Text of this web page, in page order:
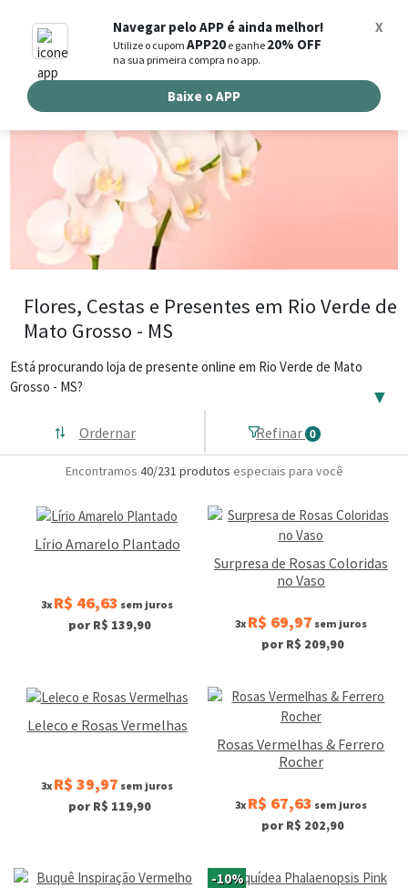
Navegar pelo APP é ainda melhor!
Utilize o cupomAPP20 e ganhe 20% OFF
na sua primeira compra no app.
X
Baixe o APP
Busca de produtos
Buscar por endereço de entrega
Flores, Cestas e Presentes em Rio Verde de
Mato Grosso - MS
Está procurando loja de presente online em Rio Verde de Mato
Grosso - MS?
▼
Refinar 0
Ordernar
Encontramos 40/231 produtos especiais para você
Lírio Amarelo Plantado
3x R$ 46,63 sem juros
por R$ 139,90
Surpresa de Rosas Coloridas
no Vaso
3x R$ 69,97 sem juros
por R$ 209,90
Leleco e Rosas Vermelhas
3x R$ 39,97 sem juros
por R$ 119,90
Rosas Vermelhas & Ferrero
Rocher
3x R$ 67,63 sem juros
por R$ 202,90
-10%